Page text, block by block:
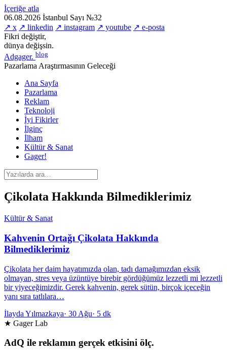
İçeriğe atla
06.08.2026 İstanbul Sayı №32
↗ x ↗ linkedin ↗ instagram ↗ youtube ↗ e-posta
Fikri değiştir,
dünya değişsin.
Adgager. blog
Pazarlama Araştırmasının Geleceği
Ana Sayfa
Pazarlama
Reklam
Teknoloji
İyi Fikirler
İlginç
İlham
Kültür & Sanat
Gager!
Çikolata Hakkında Bilmediklerimiz
Kültür & Sanat
Kahvenin Ortağı Çikolata Hakkında
Bilmediklerimiz
Çikolata her daim hayatımızda olan, tadı damağımızdan eksik
olmayan, stres veya üzüntüye birebir gördüğümüz lezzetli mi lezzetli
bir yiyeceğimizdir. Gerek kahvenin, gerek sütün, birçok içeceğin
yanı sıra tatlılara…
İlayda Yılmazkaya· 30 Ağu· 5 dk
★ Gager Lab
AdQ ile reklamın gerçek etkisini ölç.